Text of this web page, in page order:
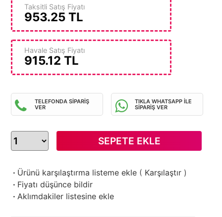
Taksitli Satış Fiyatı
953.25 TL
Havale Satış Fiyatı
915.12 TL
TELEFONDA SİPARİŞ
VER
TIKLA WHATSAPP İLE
SİPARİŞ VER
SEPETE EKLE
· Ürünü karşılaştırma listeme ekle ( Karşılaştır )
· Fiyatı düşünce bildir
· Aklımdakiler listesine ekle